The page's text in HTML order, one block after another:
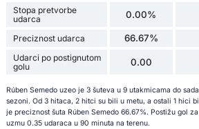
Stopa pretvorbe
udarca
0.00%
Preciznost udarca 66.67%
Udarci po postignutom
golu
0.00
Rúben Semedo uzeo je 3 šuteva u 9 utakmicama do
sezoni. Od 3 hitaca, 2 hitci su bili u metu, a ostali 1 hici
je preciznost šuta Rúben Semedo 66.67%. Postižu gol
uzmu 0.35 udaraca u 90 minuta na terenu.